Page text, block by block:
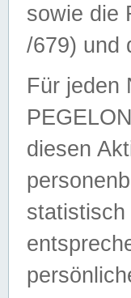
sowie die
/679) und
Für jeden
diesen